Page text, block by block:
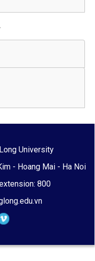
University
- Hoang Mai - Ha Noi
800